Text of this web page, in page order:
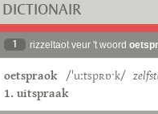
DICTIONAIR
1 rizzeltaot veur 't woord
oetspraok /ˈuːtspʀɒˑk/
1. uitspraak